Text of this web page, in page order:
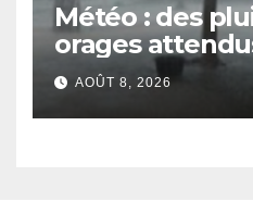
Météo : des
orages
dans plusieurs
samedi
AOÛT 8, 2026